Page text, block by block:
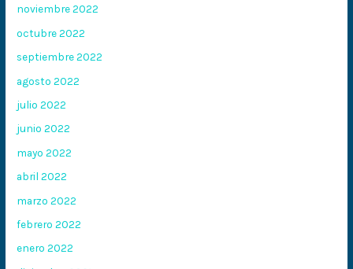
noviembre 2022
octubre 2022
septiembre 2022
agosto 2022
julio 2022
junio 2022
mayo 2022
abril 2022
marzo 2022
febrero 2022
enero 2022